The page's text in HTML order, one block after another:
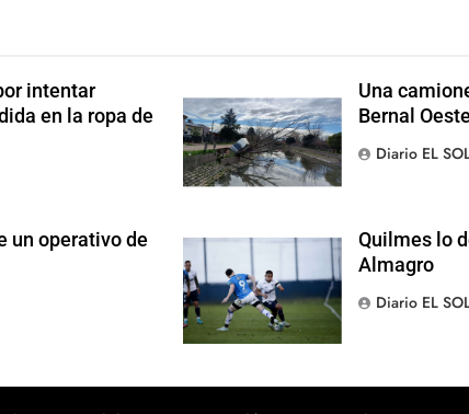
intentar
en la ropa de
Una
Bernal Oeste
Diario EL
un operativo de
Quilmes lo
Almagro
Diario EL